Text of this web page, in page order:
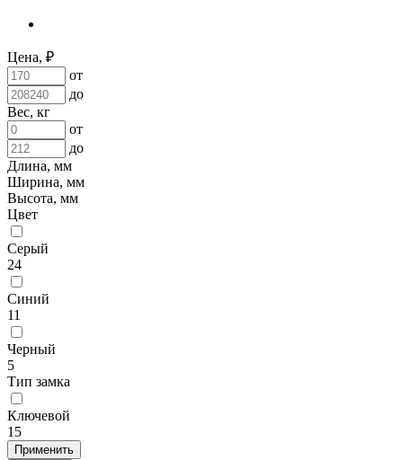
Цена, ₽
от
до
Вес, кг
от
до
Длина, мм
Ширина, мм
Высота, мм
Цвет
Серый
24
Синий
11
Черный
5
Тип замка
Ключевой
15
Применить